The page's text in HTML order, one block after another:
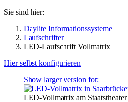
Sie sind hier:
Daylite Informationssysteme
Laufschriften
LED-Laufschrift Vollmatrix
Hier selbst konfigurieren
Show larger version for:
LED-Vollmatrix am Staatstheater